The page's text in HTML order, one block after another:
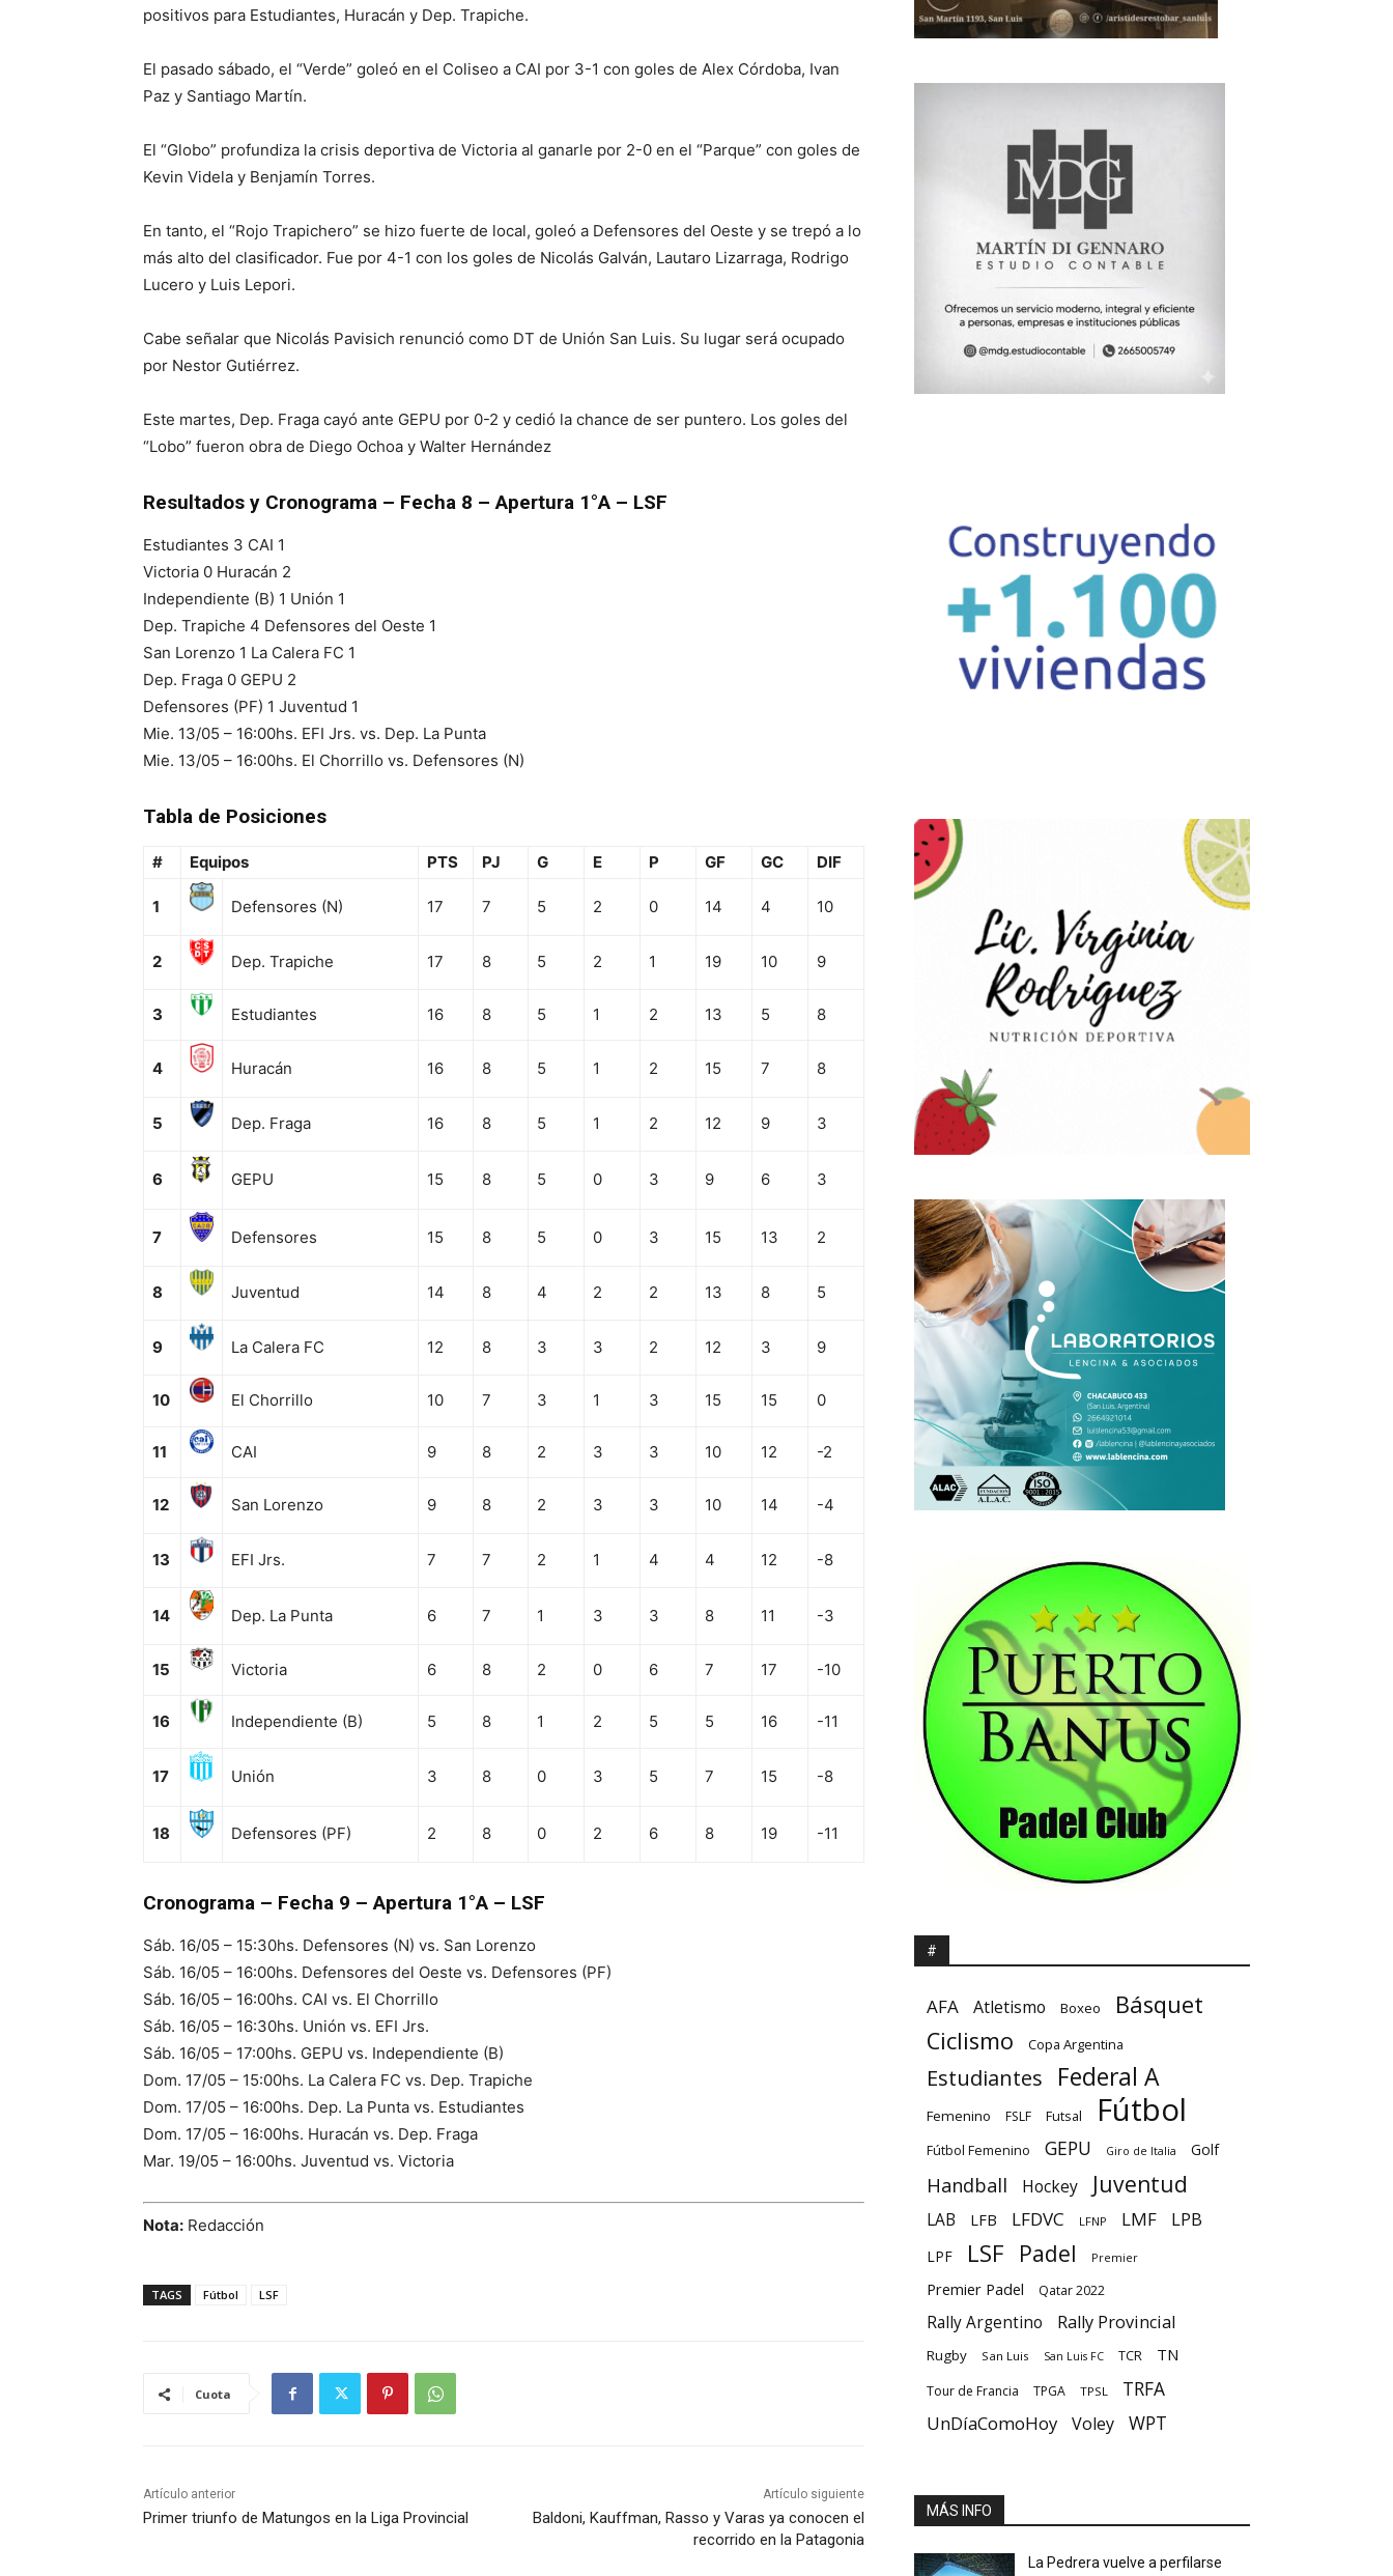
positivos para Estudiantes, Huracán y Dep. Trapiche.
El pasado sábado, el “Verde” goleó en el Coliseo a CAI por 3-1 con goles de Alex Córdoba, Ivan
Paz y Santiago Martín.
El “Globo” profundiza la crisis deportiva de Victoria al ganarle por 2-0 en el “Parque” con goles de
Kevin Videla y Benjamín Torres.
En tanto, el “Rojo Trapichero” se hizo fuerte de local, goleó a Defensores del Oeste y se trepó a lo
más alto del clasificador. Fue por 4-1 con los goles de Nicolás Galván, Lautaro Lizarraga, Rodrigo
Lucero y Luis Lepori.
Cabe señalar que Nicolás Pavisich renunció como DT de Unión San Luis. Su lugar será ocupado
por Nestor Gutiérrez.
Este martes, Dep. Fraga cayó ante GEPU por 0-2 y cedió la chance de ser puntero. Los goles del
“Lobo” fueron obra de Diego Ochoa y Walter Hernández
Resultados y Cronograma – Fecha 8 – Apertura 1°A – LSF
Estudiantes 3 CAI 1
Victoria 0 Huracán 2
Independiente (B) 1 Unión 1
Dep. Trapiche 4 Defensores del Oeste 1
San Lorenzo 1 La Calera FC 1
Dep. Fraga 0 GEPU 2
Defensores (PF) 1 Juventud 1
Mie. 13/05 – 16:00hs. EFI Jrs. vs. Dep. La Punta
Mie. 13/05 – 16:00hs. El Chorrillo vs. Defensores (N)
Tabla de Posiciones
# Equipos PTS PJ G E P GF GC DIF
1 Defensores (N) 17 7 5 2 0 14 4 10
2 Dep. Trapiche 17 8 5 2 1 19 10 9
3 Estudiantes 16 8 5 1 2 13 5 8
4 Huracán 16 8 5 1 2 15 7 8
5 Dep. Fraga 16 8 5 1 2 12 9 3
6 GEPU 15 8 5 0 3 9 6 3
7 Defensores 15 8 5 0 3 15 13 2
8 Juventud 14 8 4 2 2 13 8 5
9 La Calera FC 12 8 3 3 2 12 3 9
10 El Chorrillo 10 7 3 1 3 15 15 0
11 CAI 9 8 2 3 3 10 12 -2
12 San Lorenzo 9 8 2 3 3 10 14 -4
13 EFI Jrs. 7 7 2 1 4 4 12 -8
14 Dep. La Punta 6 7 1 3 3 8 11 -3
15 Victoria 6 8 2 0 6 7 17 -10
16 Independiente (B) 5 8 1 2 5 5 16 -11
17 Unión 3 8 0 3 5 7 15 -8
18 Defensores (PF) 2 8 0 2 6 8 19 -11
Cronograma – Fecha 9 – Apertura 1°A – LSF
Sáb. 16/05 – 15:30hs. Defensores (N) vs. San Lorenzo
Sáb. 16/05 – 16:00hs. Defensores del Oeste vs. Defensores (PF)
Sáb. 16/05 – 16:00hs. CAI vs. El Chorrillo
Sáb. 16/05 – 16:30hs. Unión vs. EFI Jrs.
Sáb. 16/05 – 17:00hs. GEPU vs. Independiente (B)
Dom. 17/05 – 15:00hs. La Calera FC vs. Dep. Trapiche
Dom. 17/05 – 16:00hs. Dep. La Punta vs. Estudiantes
Dom. 17/05 – 16:00hs. Huracán vs. Dep. Fraga
Mar. 19/05 – 16:00hs. Juventud vs. Victoria
Nota: Redacción
TAGS Fútbol LSF
Cuota
Artículo anterior
Primer triunfo de Matungos en la Liga Provincial
Artículo siguiente
Baldoni, Kauffman, Rasso y Varas ya conocen el
recorrido en la Patagonia
#
AFA Atletismo Boxeo
Básquet
Ciclismo
Copa Argentina
Estudiantes Federal A
Femenino FSLF Futsal Fútbol
Fútbol Femenino GEPU Giro de Italia Golf
Handball Hockey Juventud
LAB LFB LFDVC LFNP LMF LPB
LPF LSF Padel Premier
Premier Padel Qatar 2022
Rally Argentino Rally Provincial
Rugby San Luis San Luis FC TCR TN
Tour de Francia TPGA TPSL TRFA
UnDíaComoHoy Voley WPT
MÁS INFO
La Pedrera vuelve a perfilarse